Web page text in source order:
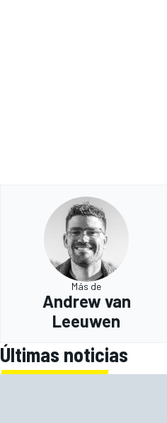
Más de
Andrew van
Leeuwen
Últimas noticias